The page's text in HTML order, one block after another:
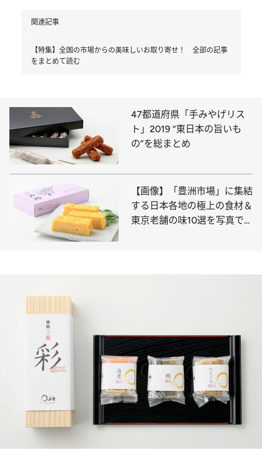
関連記事
【特集】全国の市場からの美味しいお取り寄せ！ 全部の記事
をまとめて読む
47都道府県「手みやげリス
ト」2019 “東日本の旨いも
の”を総まとめ
【画像】「豊洲市場」に集結
する日本各地の極上の食材＆
東京老舗の味10選を写真で